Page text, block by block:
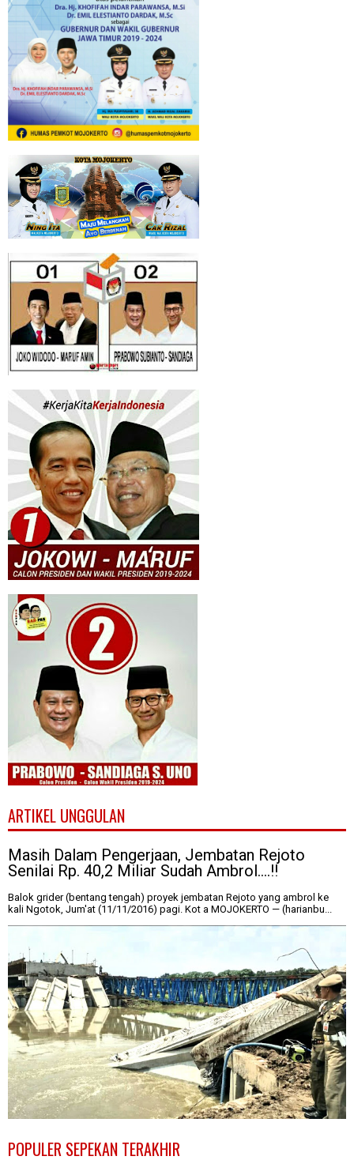
ARTIKEL UNGGULAN
Masih Dalam Pengerjaan, Jembatan Rejoto
Senilai Rp. 40,2 Miliar Sudah Ambrol....!!
Balok grider (bentang tengah) proyek jembatan Rejoto yang ambrol ke
kali Ngotok, Jum'at (11/11/2016) pagi. Kot a MOJOKERTO — (harianbu...
POPULER SEPEKAN TERAKHIR